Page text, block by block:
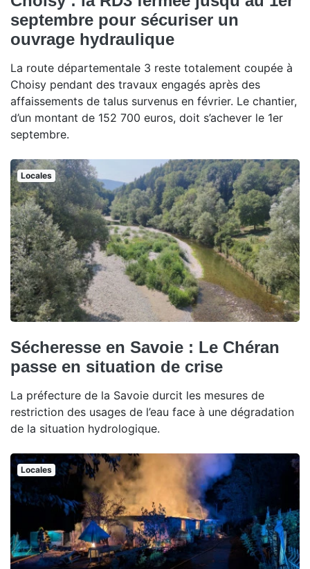
septembre pour sécuriser un
ouvrage hydraulique
La route départementale 3 reste totalement coupée à
Choisy pendant des travaux engagés après des
affaissements de talus survenus en février. Le chantier,
d’un montant de 152 700 euros, doit s’achever le 1er
septembre.
Locales
Sécheresse en Savoie : Le Chéran
passe en situation de crise
La préfecture de la Savoie durcit les mesures de
restriction des usages de l’eau face à une dégradation
de la situation hydrologique.
Locales